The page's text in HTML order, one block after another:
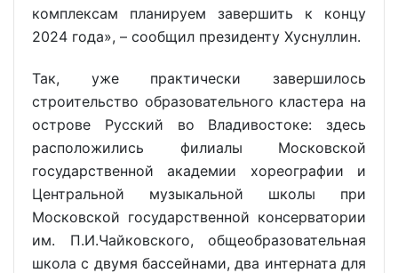
комплексам планируем завершить к концу
2024 года», – сообщил президенту Хуснуллин.
Так, уже практически завершилось
строительство образовательного кластера на
острове Русский во Владивостоке: здесь
расположились филиалы Московской
государственной академии хореографии и
Центральной музыкальной школы при
Московской государственной консерватории
им. П.И.Чайковского, общеобразовательная
школа с двумя бассейнами, два интерната для